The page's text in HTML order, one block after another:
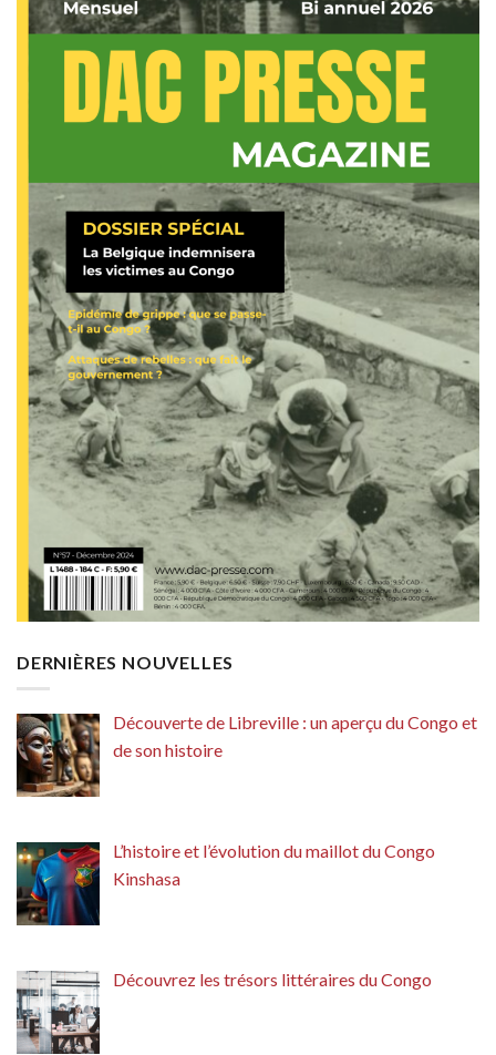
DERNIÈRES NOUVELLES
Découverte de Libreville : un aperçu du Congo et
de son histoire
L’histoire et l’évolution du maillot du Congo
Kinshasa
Découvrez les trésors littéraires du Congo